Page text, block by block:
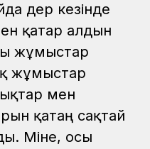
дер кезінде
қатар алдын
жұмыстар
жұмыстар
мен
қатаң сақтай
Міне, осы